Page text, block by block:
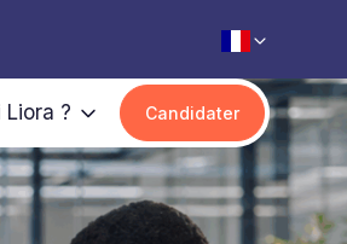
Liora ? Candidater